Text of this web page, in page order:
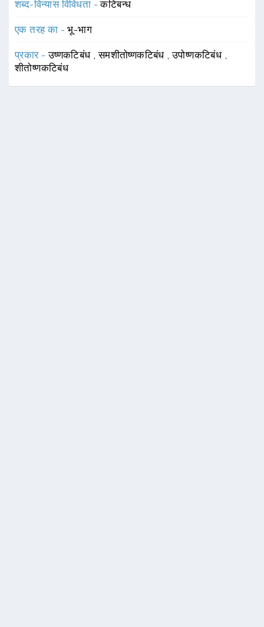
शब्द-विन्यास विविधता -कटिबन्ध
एक तरह का -भू-भाग
प्रकार -उष्णकटिबंध ,समशीतोष्णकटिबंध ,उपोष्णकटिबंध ,
शीतोष्णकटिबंध